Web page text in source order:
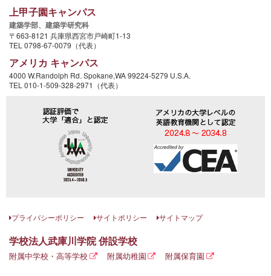
上甲子園キャンパス
建築学部、 建築学研究科
〒663-8121 兵庫県西宮市戸崎町1-13
TEL 0798-67-0079（代表）
アメリカ キャンパス
4000 W.Randolph Rd. Spokane,WA 99224-5279 U.S.A.
TEL 010-1-509-328-2971（代表）
プライバシーポリシー サイトポリシー サイトマップ
学校法人武庫川学院 併設学校
附属中学校・高等学校 附属幼稚園 附属保育園